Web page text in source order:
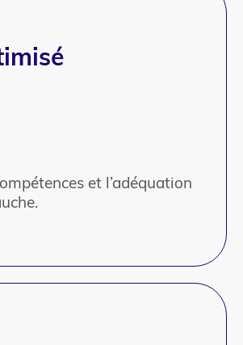
et l’adéquation